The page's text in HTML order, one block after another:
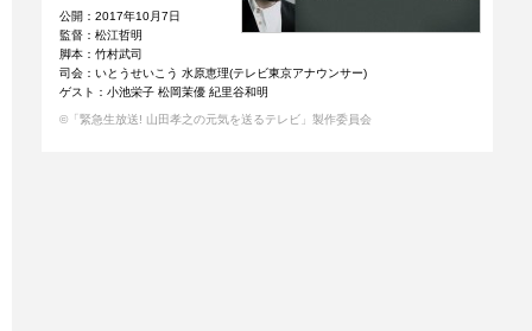
公開：2017年10月7日
監督：松江哲明
脚本：竹村武司
司会：いとうせいこう 水原恵理(テレビ東京アナウンサー)
ゲスト：小池栄子 松岡茉優 紀里谷和明
©「緊急生放送! 山田孝之の元気を送るテレビ」製作委員会